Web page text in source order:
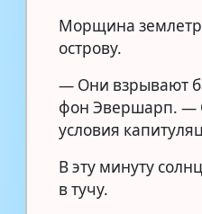
Морщина
острову.
— Они взрывают
фон Эвершарп. —
условия
В эту минуту
в тучу.